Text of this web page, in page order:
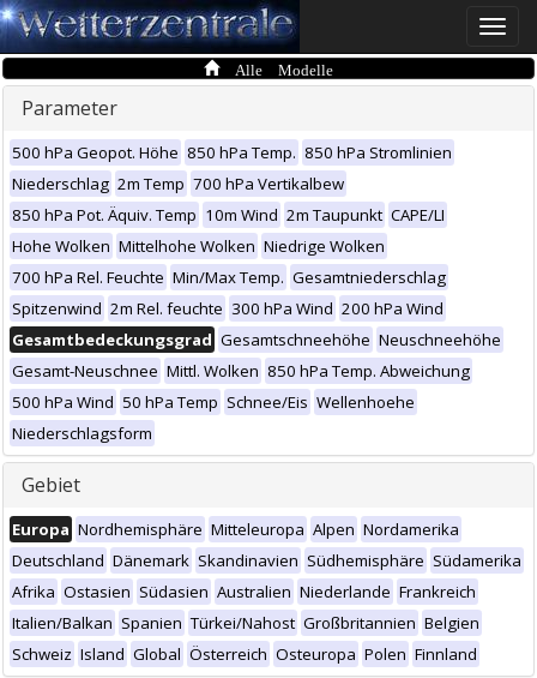
Toggle
Alle Modelle
Parameter
500 hPa Geopot. Höhe 850 hPa Temp. 850 hPa Stromlinien
Niederschlag 2m Temp 700 hPa Vertikalbew
850 hPa Pot. Äquiv. Temp 10m Wind 2m Taupunkt CAPE/LI
Hohe Wolken Mittelhohe Wolken Niedrige Wolken
700 hPa Rel. Feuchte Min/Max Temp. Gesamtniederschlag
Spitzenwind 2m Rel. feuchte 300 hPa Wind 200 hPa Wind
Gesamtbedeckungsgrad Gesamtschneehöhe Neuschneehöhe
Gesamt-Neuschnee Mittl. Wolken 850 hPa Temp. Abweichung
500 hPa Wind 50 hPa Temp Schnee/Eis Wellenhoehe
Niederschlagsform
Gebiet
Europa Nordhemisphäre Mitteleuropa Alpen Nordamerika
Deutschland Dänemark Skandinavien Südhemisphäre Südamerika
Afrika Ostasien Südasien Australien Niederlande Frankreich
Italien/Balkan Spanien Türkei/Nahost Großbritannien Belgien
Schweiz Island Global Österreich Osteuropa Polen Finnland